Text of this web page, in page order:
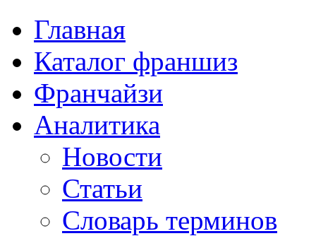
Главная
Каталог франшиз
Франчайзи
Аналитика
Новости
Статьи
Словарь терминов